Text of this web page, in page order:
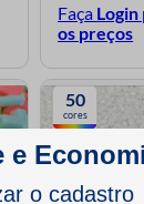
Faça Login
os preços
50
cores